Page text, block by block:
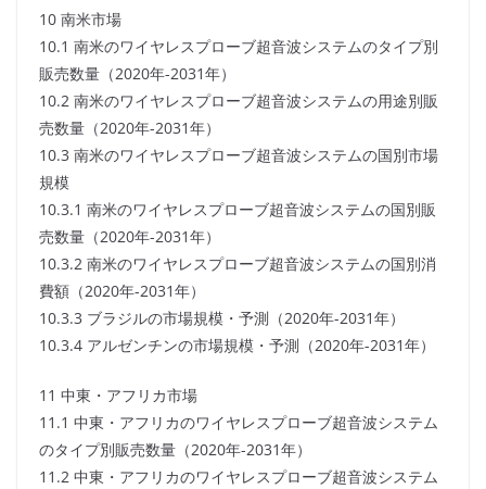
10 南米市場
10.1 南米のワイヤレスプローブ超音波システムのタイプ別
販売数量（2020年-2031年）
10.2 南米のワイヤレスプローブ超音波システムの用途別販
売数量（2020年-2031年）
10.3 南米のワイヤレスプローブ超音波システムの国別市場
規模
10.3.1 南米のワイヤレスプローブ超音波システムの国別販
売数量（2020年-2031年）
10.3.2 南米のワイヤレスプローブ超音波システムの国別消
費額（2020年-2031年）
10.3.3 ブラジルの市場規模・予測（2020年-2031年）
10.3.4 アルゼンチンの市場規模・予測（2020年-2031年）
11 中東・アフリカ市場
11.1 中東・アフリカのワイヤレスプローブ超音波システム
のタイプ別販売数量（2020年-2031年）
11.2 中東・アフリカのワイヤレスプローブ超音波システム